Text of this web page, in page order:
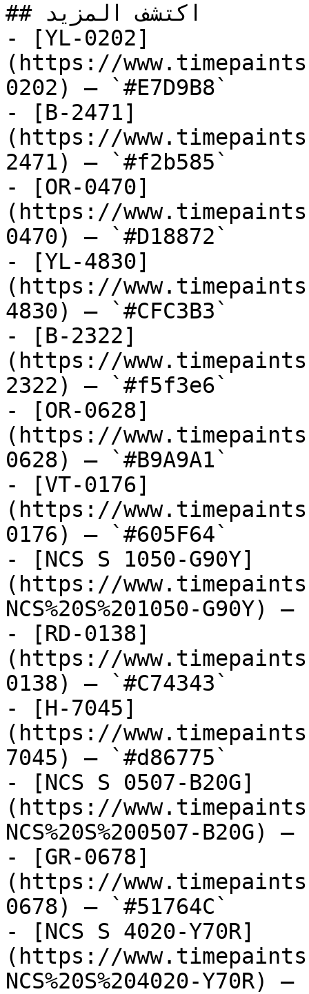
## اكتشف المزيد
- [YL-0202]
(https://
0202) — `#E7D9B8`
- [B-2471]
(https://
2471) — `#f2b585`
- [OR-0470]
(https://
0470) — `#D18872`
- [YL-4830]
(https://
4830) — `#CFC3B3`
- [B-2322]
(https://
2322) — `#f5f3e6`
- [OR-0628]
(https://
0628) — `#B9A9A1`
- [VT-0176]
(https://
0176) — `#605F64`
- [NCS S 1050-G90Y]
(https://
NCS%20S%201050-G90Y)
- [RD-0138]
(https://
0138) — `#C74343`
- [H-7045]
(https://
7045) — `#d86775`
- [NCS S 0507-B20G]
(https://
NCS%20S%200507-B20G)
- [GR-0678]
(https://
0678) — `#51764C`
- [NCS S 4020-Y70R]
(https://
NCS%20S%204020-Y70R)